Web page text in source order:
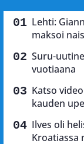
Lehti:
maksoi
Suru-
vuotiaana
Katso
kauden
Ilves oli
Kroatiassa